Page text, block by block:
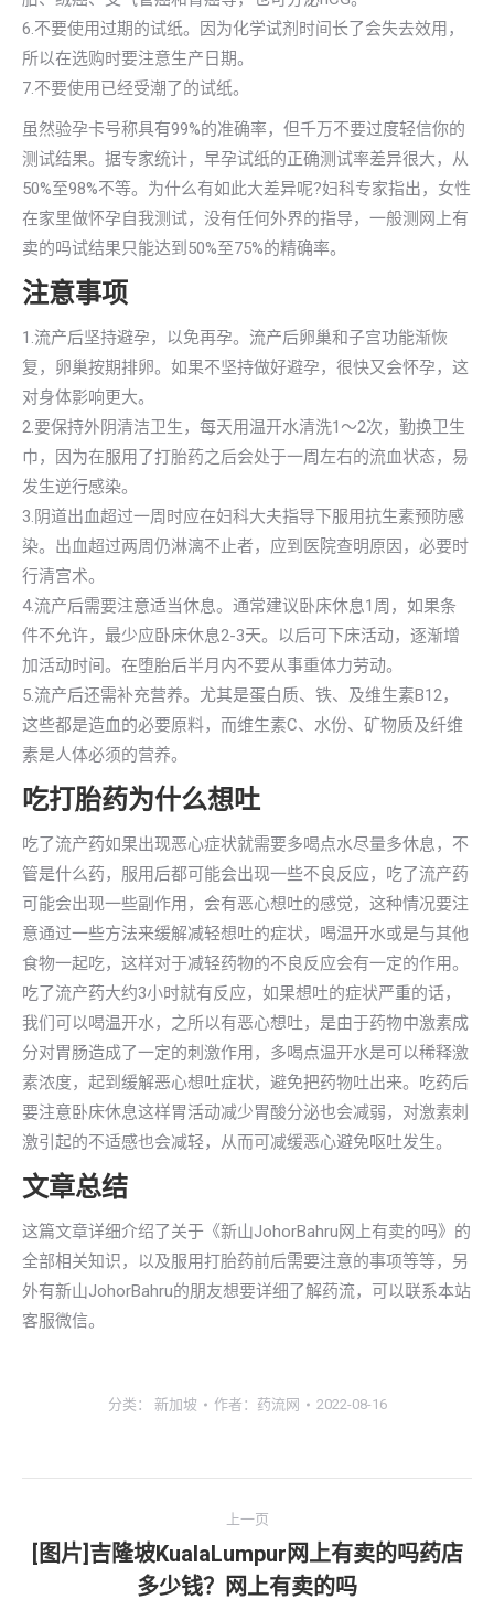
6.不要使用过期的试纸。因为化学试剂时间长了会失去效用，
所以在选购时要注意生产日期。
7.不要使用已经受潮了的试纸。
虽然验孕卡号称具有99%的准确率，但千万不要过度轻信你的
测试结果。据专家统计，早孕试纸的正确测试率差异很大，从
50%至98%不等。为什么有如此大差异呢?妇科专家指出，女性
在家里做怀孕自我测试，没有任何外界的指导，一般测网上有
卖的吗试结果只能达到50%至75%的精确率。
注意事项
1.流产后坚持避孕，以免再孕。流产后卵巢和子宫功能渐恢
复，卵巢按期排卵。如果不坚持做好避孕，很快又会怀孕，这
对身体影响更大。
2.要保持外阴清洁卫生，每天用温开水清洗1～2次，勤换卫生
巾，因为在服用了打胎药之后会处于一周左右的流血状态，易
发生逆行感染。
3.阴道出血超过一周时应在妇科大夫指导下服用抗生素预防感
染。出血超过两周仍淋漓不止者，应到医院查明原因，必要时
行清宫术。
4.流产后需要注意适当休息。通常建议卧床休息1周，如果条
件不允许，最少应卧床休息2-3天。以后可下床活动，逐渐增
加活动时间。在堕胎后半月内不要从事重体力劳动。
5.流产后还需补充营养。尤其是蛋白质、铁、及维生素B12，
这些都是造血的必要原料，而维生素C、水份、矿物质及纤维
素是人体必须的营养。
吃打胎药为什么想吐
吃了流产药如果出现恶心症状就需要多喝点水尽量多休息，不
管是什么药，服用后都可能会出现一些不良反应，吃了流产药
可能会出现一些副作用，会有恶心想吐的感觉，这种情况要注
意通过一些方法来缓解减轻想吐的症状，喝温开水或是与其他
食物一起吃，这样对于减轻药物的不良反应会有一定的作用。
吃了流产药大约3小时就有反应，如果想吐的症状严重的话，
我们可以喝温开水，之所以有恶心想吐，是由于药物中激素成
分对胃肠造成了一定的刺激作用，多喝点温开水是可以稀释激
素浓度，起到缓解恶心想吐症状，避免把药物吐出来。吃药后
要注意卧床休息这样胃活动减少胃酸分泌也会减弱，对激素刺
激引起的不适感也会减轻，从而可减缓恶心避免呕吐发生。
文章总结
这篇文章详细介绍了关于《新山JohorBahru网上有卖的吗》的
全部相关知识，以及服用打胎药前后需要注意的事项等等，另
外有新山JohorBahru的朋友想要详细了解药流，可以联系本站
客服微信。
分类： 新加坡 作者： 药流网 2022-08-16
章
上一页
上
一
[图片]吉隆坡KualaLumpur网上有卖的吗药店
多少钱？网上有卖的吗